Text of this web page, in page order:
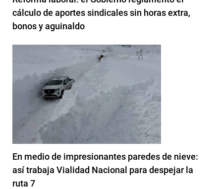
cálculo de aportes sindicales sin horas extra,
bonos y aguinaldo
En medio de impresionantes paredes de nieve:
así trabaja Vialidad Nacional para despejar la
ruta 7